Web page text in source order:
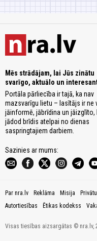
Mēs strādājam, lai Jūs zinātu
svarīgo, aktuālo un
Portāla pārliecība ir tajā, ka nav
mazsvarīgu lietu – lasītājs ir ne
jāinformē, jābrīdina un jāizglīto,
jādod brīdis atelpai no dienas
saspringtajiem darbiem.
Sazinies ar mums:
Par nra.lv Reklāma Misija
Autortiesības
Ētikas kodekss
Visas tiesības aizsargātas © nra.lv,